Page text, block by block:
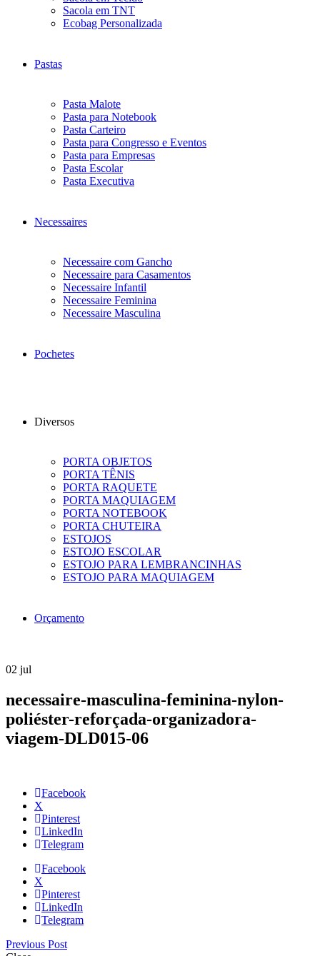
Sacola em TNT
Ecobag Personalizada
Pastas
Pasta Malote
Pasta para Notebook
Pasta Carteiro
Pasta para Congresso e Eventos
Pasta para Empresas
Pasta Escolar
Pasta Executiva
Necessaires
Necessaire com Gancho
Necessaire para Casamentos
Necessaire Infantil
Necessaire Feminina
Necessaire Masculina
Pochetes
Diversos
PORTA OBJETOS
PORTA TÊNIS
PORTA RAQUETE
PORTA MAQUIAGEM
PORTA NOTEBOOK
PORTA CHUTEIRA
ESTOJOS
ESTOJO ESCOLAR
ESTOJO PARA LEMBRANCINHAS
ESTOJO PARA MAQUIAGEM
Orçamento
02 jul
necessaire-masculina-feminina-nylon-
poliéster-reforçada-organizadora-
viagem-DLD015-06
Facebook
X
Pinterest
LinkedIn
Telegram
Facebook
X
Pinterest
LinkedIn
Telegram
Previous Post